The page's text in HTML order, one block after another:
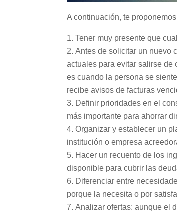
A continuación, te
Tener muy presente que
Antes de solicitar un nuevo
actuales para evitar salirse de
es cuando la persona se
recibe avisos de facturas
Definir prioridades en el
más importante para ahorrar
Organizar y establecer un
institución o empresa
Hacer un recuento de los
disponible para cubrir las
Diferenciar entre
porque la necesita o por
Analizar ofertas: aunque el